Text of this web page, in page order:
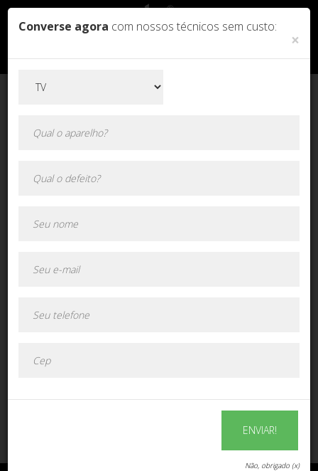
Converse agora com nossos técnicos sem custo:
×
ENVIAR!
Não, obrigado (x)